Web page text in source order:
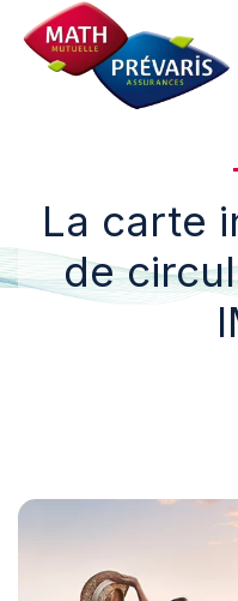
La carte
de
Panneau de gestion des